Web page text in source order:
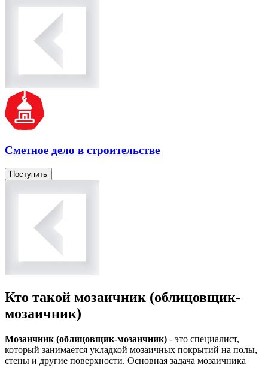
Сметное дело в строительстве
Поступить
Кто такой мозаичник (облицовщик-
мозаичник)
Мозаичник (облицовщик-мозаичник) - это специалист,
который занимается укладкой мозаичных покрытий на полы,
стены и другие поверхности. Основная задача мозаичника